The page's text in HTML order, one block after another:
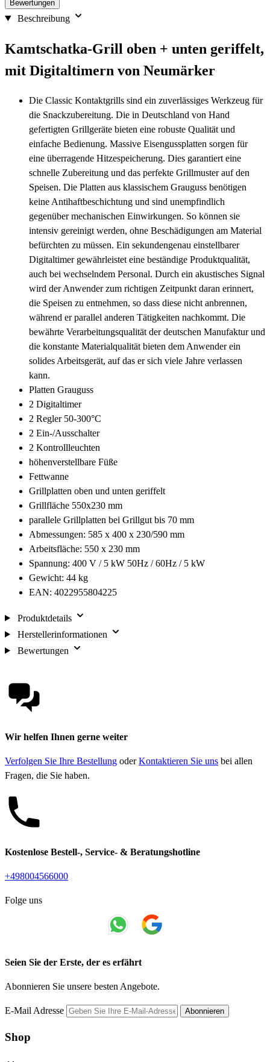
Bewertungen
Beschreibung
Kamtschatka-Grill oben + unten geriffelt,
mit Digitaltimern von Neumärker
Die Classic Kontaktgrills sind ein zuverlässiges Werkzeug für
die Snackzubereitung. Die in Deutschland von Hand
gefertigten Grillgeräte bieten eine robuste Qualität und
einfache Bedienung. Massive Eisengussplatten sorgen für
eine überragende Hitzespeicherung. Dies garantiert eine
schnelle Zubereitung und das perfekte Grillmuster auf den
Speisen. Die Platten aus klassischem Grauguss benötigen
keine Antihaftbeschichtung und sind unempfindlich
gegenüber mechanischen Einwirkungen. So können sie
intensiv gereinigt werden, ohne Beschädigungen am Material
befürchten zu müssen. Ein sekundengenau einstellbarer
Digitaltimer gewährleistet eine beständige Produktqualität,
auch bei wechselndem Personal. Durch ein akustisches Signal
wird der Anwender zum richtigen Zeitpunkt daran erinnert,
die Speisen zu entnehmen, so dass diese nicht anbrennen,
während er parallel anderen Tätigkeiten nachkommt. Die
bewährte Verarbeitungsqualität der deutschen Manufaktur und
die konstante Materialqualität bieten dem Anwender ein
solides Arbeitsgerät, auf das er sich viele Jahre verlassen
kann.
Platten Grauguss
2 Digitaltimer
2 Regler 50-300°C
2 Ein-/Ausschalter
2 Kontrollleuchten
höhenverstellbare Füße
Fettwanne
Grillplatten oben und unten geriffelt
Grillfläche 550x230 mm
parallele Grillplatten bei Grillgut bis 70 mm
Abmessungen: 585 x 400 x 230/590 mm
Arbeitsfläche: 550 x 230 mm
Spannung: 400 V / 5 kW 50Hz / 60Hz / 5 kW
Gewicht: 44 kg
EAN: 4022955804225
Produktdetails
Herstellerinformationen
Bewertungen
Wir helfen Ihnen gerne weiter
Verfolgen Sie Ihre Bestellung oderKontaktieren Sie uns bei allen
Fragen, die Sie haben.
Kostenlose Bestell-, Service- & Beratungshotline
+498004566000
Folge uns
Seien Sie der Erste, der es erfährt
Abonnieren Sie unsere besten Angebote.
E-Mail Adresse Abonnieren
Shop